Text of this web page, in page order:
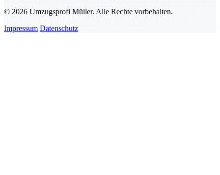
© 2026 Umzugsprofi Müller. Alle Rechte vorbehalten.
Impressum Datenschutz